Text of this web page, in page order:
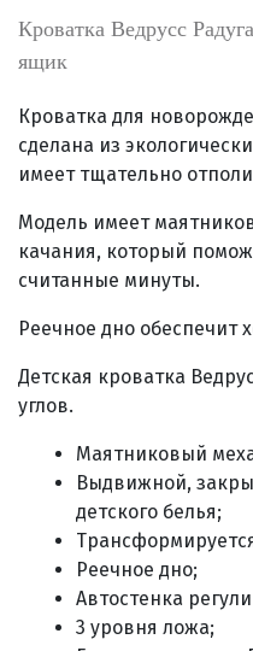
Кроватка Ведрусс
ящик
Кроватка для
сделана из
имеет тщательно
Модель имеет м
качания, который
считанные минуты.
Реечное дно обеспечит
Детская кроватка
углов.
Маятниковый
Выдвижной,
детского белья;
Реечное дно;
Автостенка
3 уровня ложа;